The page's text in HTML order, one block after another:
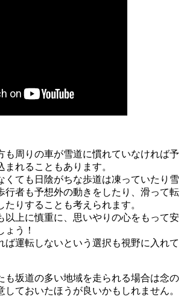
も周りの車が雪道に慣れていなければ予
れることもあります。
くても日陰がちな歩道は凍っていたり雪
行者も予想外の動きをしたり、滑って転
たりすることも考えられます。
以上に慎重に、思いやりの心をもって安
ょう！
ば運転しないという選択も視野に入れて
も坂道の多い地域を走られる場合は念の
しておいたほうが良いかもしれません。